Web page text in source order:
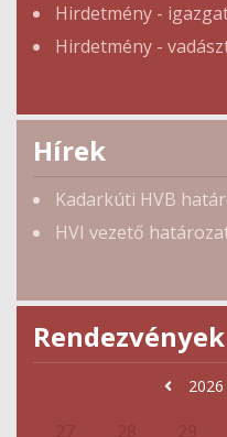
Hirdetmény -
Hirdetmény -
Hírek
Kadarkúti HVB
HVI vezető
Rendezvények
2026